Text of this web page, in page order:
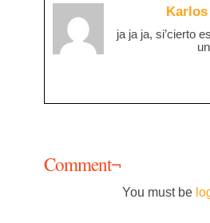
Karlos
ja ja ja, si’cierto
Comment¬
You must be